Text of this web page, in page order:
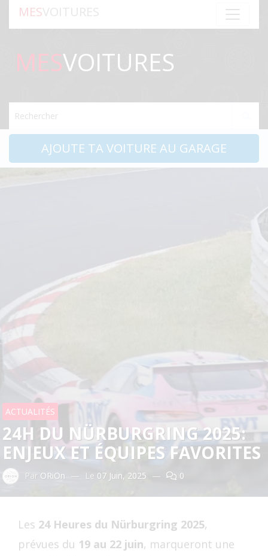
MESVOITURES
MESVOITURES
AJOUTE TA VOITURE AU GARAGE
ACTUALITÉS
24H DU NÜRBURGRING 2025:
ENJEUX ET ÉQUIPES FAVORITES
Par ORiOn — Le 07 Juin, 2025 — 0
Les 24 Heures du Nürburgring 2025,
prévues du 19 au 22 juin, marqueront une